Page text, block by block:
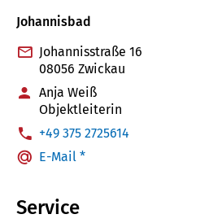
Johannisbad
Johannisstraße 16
08056 Zwickau
Anja Weiß
Objektleiterin
:+49 375 2725614
E-Mail *
Service